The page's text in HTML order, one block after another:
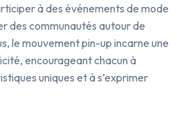
à des événements de mode
des communautés autour de
le mouvement pin-up incarne une
encourageant chacun à
uniques et à s’exprimer